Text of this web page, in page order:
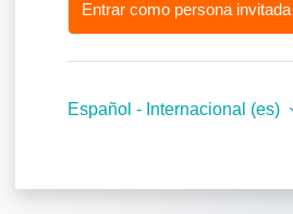
Entrar como persona invitada
Español - Internacional ‎(es)‎